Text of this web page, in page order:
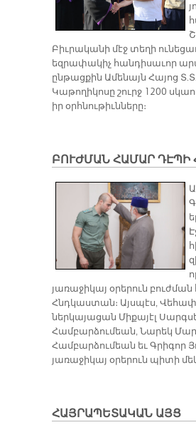
Բիւրականի մէջ տեղի
եզրափակիչ հանդիսաւոր
ընթացքին Ամենայն Հայոց
Կաթողիկոսը շուրջ 1200
իր օրհնութիւնները։
ԲՈՒԺՄԱՆ ՀԱՄԱՐ ԴԷՊԻ
յառաջիկայ օրերուն
Հնդկաստան։ Այսպէս,
ներկայացան Միքայէլ
Համբարձումեան, Նարեկ
Համբարձումեան եւ Գրիգոր
յառաջիկայ օրերուն պիտի
ՀԱՅՐԱՊԵՏԱԿԱՆ ԱՅՑ